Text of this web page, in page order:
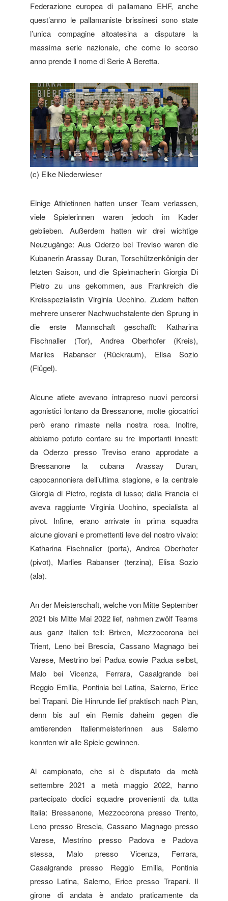
Federazione europea di pallamano EHF, anche
quest’anno le pallamaniste brissinesi sono state
l’unica compagine altoatesina a disputare la
massima serie nazionale, che come lo scorso
anno prende il nome di Serie A Beretta.
(c) Elke Niederwieser
Einige Athletinnen hatten unser Team verlassen,
viele Spielerinnen waren jedoch im Kader
geblieben. Außerdem hatten wir drei wichtige
Neuzugänge: Aus Oderzo bei Treviso waren die
Kubanerin Arassay Duran, Torschützenkönigin der
letzten Saison, und die Spielmacherin Giorgia Di
Pietro zu uns gekommen, aus Frankreich die
Kreisspezialistin Virginia Ucchino. Zudem hatten
mehrere unserer Nachwuchstalente den Sprung in
die erste Mannschaft geschafft: Katharina
Fischnaller (Tor), Andrea Oberhofer (Kreis),
Marlies Rabanser (Rückraum), Elisa Sozio
(Flügel).
Alcune atlete avevano intrapreso nuovi percorsi
agonistici lontano da Bressanone, molte giocatrici
però erano rimaste nella nostra rosa. Inoltre,
abbiamo potuto contare su tre importanti innesti:
da Oderzo presso Treviso erano approdate a
Bressanone la cubana Arassay Duran,
capocannoniera dell’ultima stagione, e la centrale
Giorgia di Pietro, regista di lusso; dalla Francia ci
aveva raggiunte Virginia Ucchino, specialista al
pivot. Infine, erano arrivate in prima squadra
alcune giovani e promettenti leve del nostro vivaio:
Katharina Fischnaller (porta), Andrea Oberhofer
(pivot), Marlies Rabanser (terzina), Elisa Sozio
(ala).
An der Meisterschaft, welche von Mitte September
2021 bis Mitte Mai 2022 lief, nahmen zwölf Teams
aus ganz Italien teil: Brixen, Mezzocorona bei
Trient, Leno bei Brescia, Cassano Magnago bei
Varese, Mestrino bei Padua sowie Padua selbst,
Malo bei Vicenza, Ferrara, Casalgrande bei
Reggio Emilia, Pontinia bei Latina, Salerno, Erice
bei Trapani. Die Hinrunde lief praktisch nach Plan,
denn bis auf ein Remis daheim gegen die
amtierenden Italienmeisterinnen aus Salerno
konnten wir alle Spiele gewinnen.
Al campionato, che si è disputato da metà
settembre 2021 a metà maggio 2022, hanno
partecipato dodici squadre provenienti da tutta
Italia: Bressanone, Mezzocorona presso Trento,
Leno presso Brescia, Cassano Magnago presso
Varese, Mestrino presso Padova e Padova
stessa, Malo presso Vicenza, Ferrara,
Casalgrande presso Reggio Emilia, Pontinia
presso Latina, Salerno, Erice presso Trapani. Il
girone di andata è andato praticamente da